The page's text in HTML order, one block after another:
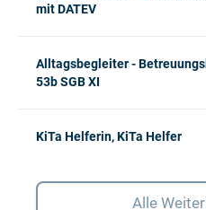
mit DATEV
Alltagsbegleiter -
53b SGB XI
KiTa Helferin, KiTa Helfer
Alle